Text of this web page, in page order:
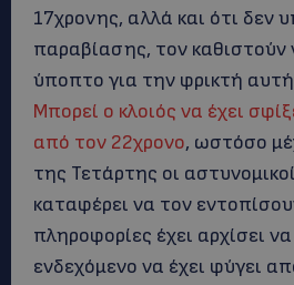
17χρονης, αλλά και ότι δεν
παραβίασης, τον καθιστούν
ύποπτο για την φρικτή αυτή
Μπορεί ο κλοιός να έχει
από τον 22χρονο, ωστόσο
της Τετάρτης οι
καταφέρει να τον
πληροφορίες έχει αρχίσει
ενδεχόμενο να έχει φύγει